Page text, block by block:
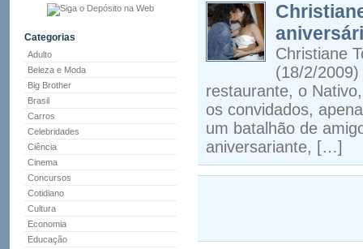
Categorias
Adulto
Beleza e Moda
Big Brother
Brasil
Carros
Celebridades
Ciência
Cinema
Concursos
Cotidiano
Cultura
Economia
Educação
Christiane
(18/2/
restaurante, o
os convidados,
um batalhão de
aniversariante, […]